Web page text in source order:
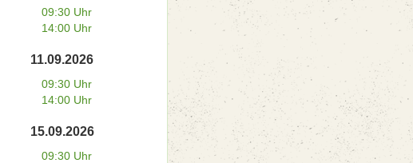
09:30 Uhr
14:00 Uhr
11.09.2026
09:30 Uhr
14:00 Uhr
15.09.2026
09:30 Uhr